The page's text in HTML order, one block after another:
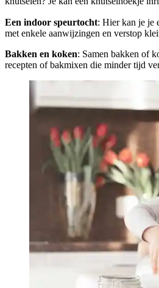
Een indoor speurtocht: Hier kan je je
met enkele aanwijzingen en verstop
Bakken en koken: Samen bakken of
recepten of bakmixen die minder tijd